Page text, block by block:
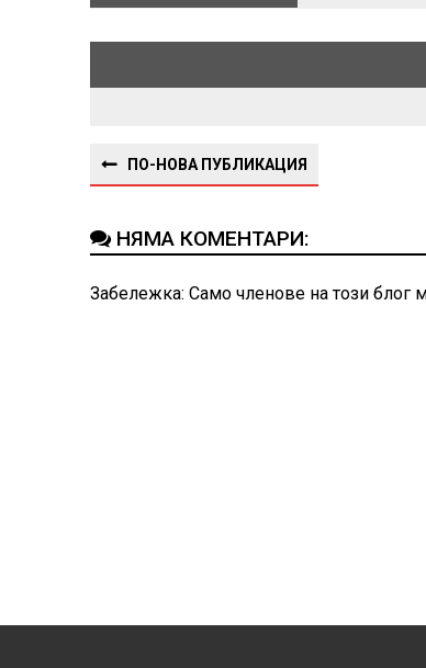
ПО-НОВА ПУБЛИКАЦИЯ
НЯМА КОМЕНТАРИ:
Забележка: Само членове на този блог